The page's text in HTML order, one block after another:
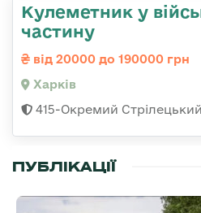
Кулеметник у
частину
від 20000 до 190000 грн
Харків
415-Окремий
ПУБЛІКАЦІЇ